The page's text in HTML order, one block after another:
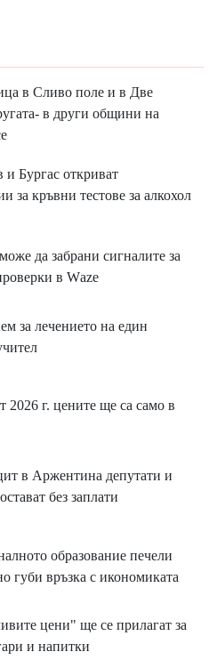
в Сливо поле и в Две
в други общини на
Бургас откриват
за кръвни тестове за алкохол
дa зaбpaни cигнaлитe зa
в Wаzе
за лечението на един
2026 г. цените ще са само в
в Аржентина депутати и
без заплати
образование печели
губи връзка с икономиката
цени" ще се прилагат за
и напитки